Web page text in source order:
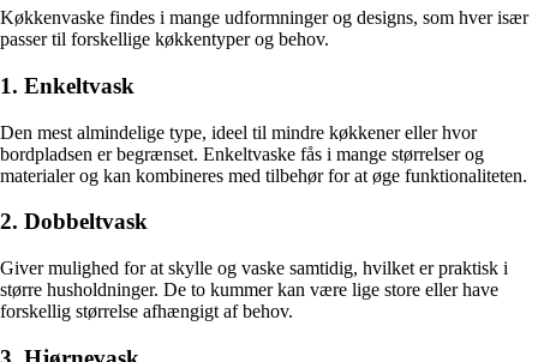
Køkkenvaske findes i mange udformninger og designs, som hver især
passer til forskellige køkkentyper og behov.
1. Enkeltvask
Den mest almindelige type, ideel til mindre køkkener eller hvor
bordpladsen er begrænset. Enkeltvaske fås i mange størrelser og
materialer og kan kombineres med tilbehør for at øge funktionaliteten.
2. Dobbeltvask
Giver mulighed for at skylle og vaske samtidig, hvilket er praktisk i
større husholdninger. De to kummer kan være lige store eller have
forskellig størrelse afhængigt af behov.